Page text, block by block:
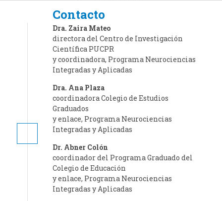
Contacto
Dra. Zaira Mateo
directora del Centro de Investigación
Científica PUCPR
y coordinadora, Programa Neurociencias
Integradas y Aplicadas
Dra. Ana Plaza
coordinadora Colegio de Estudios
Graduados
y enlace, Programa Neurociencias
Integradas y Aplicadas
Dr. Abner Colón
coordinador del Programa Graduado del
Colegio de Educación
y enlace, Programa Neurociencias
Integradas y Aplicadas